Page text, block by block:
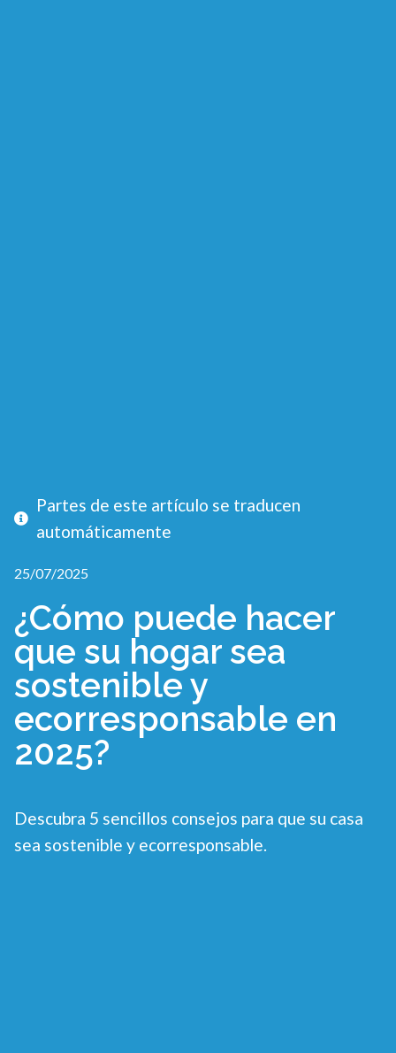
Partes de este artículo se traducen
automáticamente
25/07/2025
¿Cómo puede hacer
que su hogar sea
sostenible y
ecorresponsable en
2025?
Descubra 5 sencillos consejos para que su casa
sea sostenible y ecorresponsable.